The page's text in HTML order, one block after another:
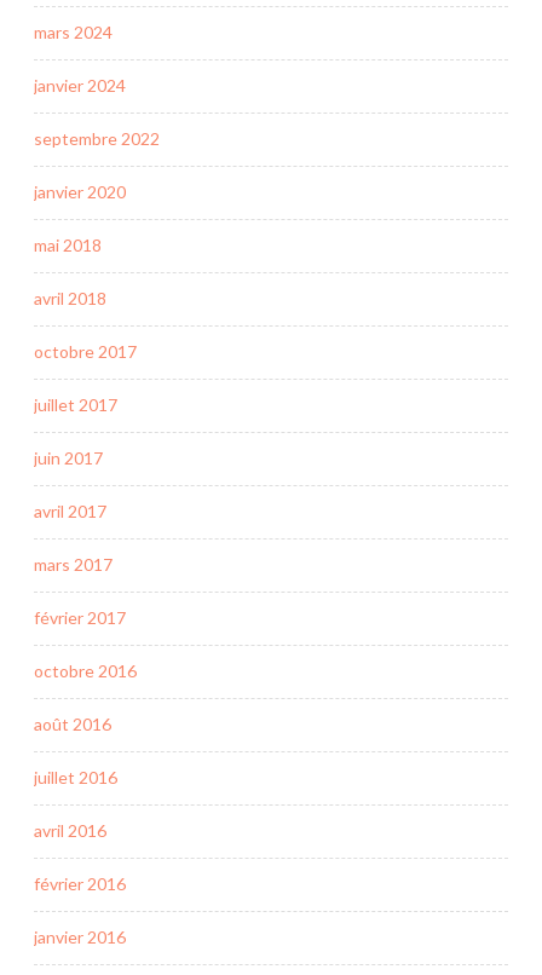
mars 2024
janvier 2024
septembre 2022
janvier 2020
mai 2018
avril 2018
octobre 2017
juillet 2017
juin 2017
avril 2017
mars 2017
février 2017
octobre 2016
août 2016
juillet 2016
avril 2016
février 2016
janvier 2016